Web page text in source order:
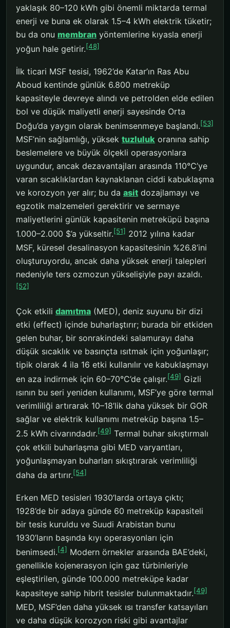
yaklaşık 80–120 kWh gibi önemli miktarda termal
enerji ve buna ek olarak 1.5–4 kWh elektrik tüketir;
bu da onu membran yöntemlerine kıyasla enerji
yoğun hale getirir.[48]
İlk ticari MSF tesisi, 1962’de Katar’ın Ras Abu
Aboud kentinde günlük 6.800 metreküp
kapasiteyle devreye alındı ve petrolden elde edilen
bol ve düşük maliyetli enerji sayesinde Orta
Doğu’da yaygın olarak benimsenmeye başlandı.[53]
MSF’nin sağlamlığı, yüksek tuzluluk oranına sahip
beslemelere ve büyük ölçekli operasyonlara
uygundur, ancak dezavantajları arasında 110°C’ye
varan sıcaklıklardan kaynaklanan ciddi kabuklaşma
ve korozyon yer alır; bu da asit dozajlamayı ve
egzotik malzemeleri gerektirir ve sermaye
maliyetlerini günlük kapasitenin metreküpü başına
1.000–2.000 $’a yükseltir.[51] 2012 yılına kadar
MSF, küresel desalinasyon kapasitesinin %26.8’ini
oluşturuyordu, ancak daha yüksek enerji talepleri
nedeniyle ters ozmozun yükselişiyle payı azaldı.
[52]
Çok etkili damıtma (MED), deniz suyunu bir dizi
etki (effect) içinde buharlaştırır; burada bir etkiden
gelen buhar, bir sonrakindeki salamurayı daha
düşük sıcaklık ve basınçta ısıtmak için yoğunlaşır;
tipik olarak 4 ila 16 etki kullanılır ve kabuklaşmayı
en aza indirmek için 60–70°C’de çalışır.[49] Gizli
ısının bu seri yeniden kullanımı, MSF’ye göre termal
verimliliği artırarak 10–18’lik daha yüksek bir GOR
sağlar ve elektrik kullanımı metreküp başına 1.5–
2.5 kWh civarındadır.[49] Termal buhar sıkıştırmalı
çok etkili buharlaşma gibi MED varyantları,
yoğunlaşmayan buharları sıkıştırarak verimliliği
daha da artırır.[54]
Erken MED tesisleri 1930’larda ortaya çıktı;
1928’de bir adaya günde 60 metreküp kapasiteli
bir tesis kuruldu ve Suudi Arabistan bunu
1930’ların başında kıyı operasyonları için
benimsedi.[4] Modern örnekler arasında BAE’deki,
genellikle kojenerasyon için gaz türbinleriyle
eşleştirilen, günde 100.000 metreküpe kadar
kapasiteye sahip hibrit tesisler bulunmaktadır.[49]
MED, MSF’den daha yüksek ısı transfer katsayıları
ve daha düşük korozyon riski gibi avantajlar